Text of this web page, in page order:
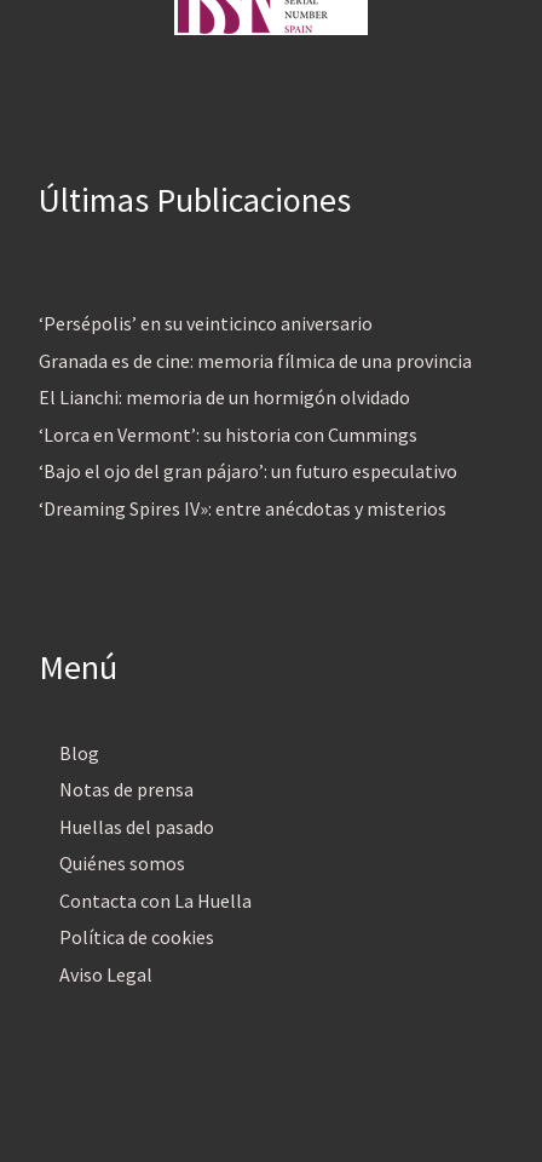
Últimas Publicaciones
‘Persépolis’ en su veinticinco aniversario
Granada es de cine: memoria fílmica de una provincia
El Lianchi: memoria de un hormigón olvidado
‘Lorca en Vermont’: su historia con Cummings
‘Bajo el ojo del gran pájaro’: un futuro especulativo
‘Dreaming Spires IV»: entre anécdotas y misterios
Menú
Blog
Notas de prensa
Huellas del pasado
Quiénes somos
Contacta con La Huella
Política de cookies
Aviso Legal